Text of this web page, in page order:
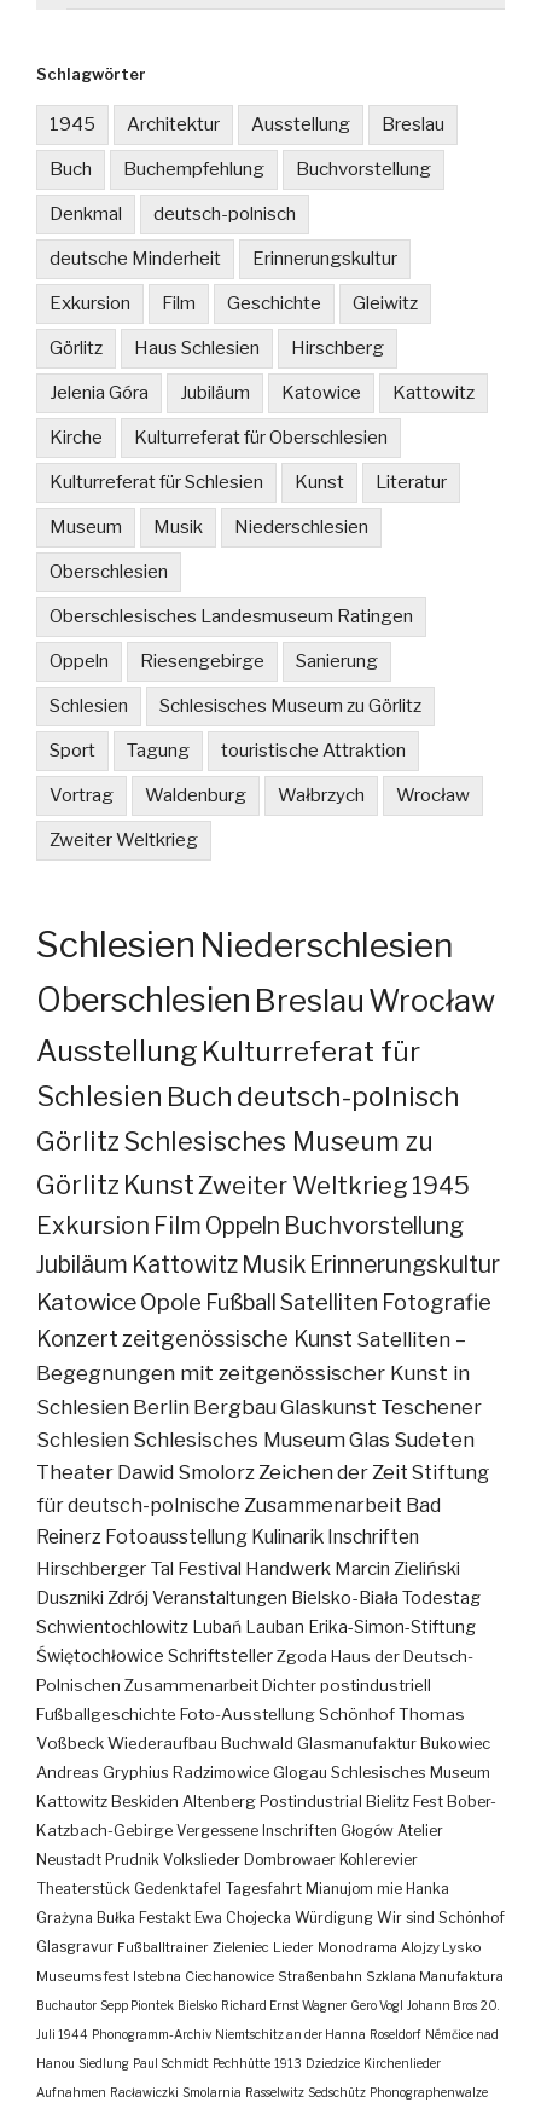
Schlagwörter
1945 Architektur Ausstellung Breslau
Buch Buchempfehlung Buchvorstellung
Denkmal deutsch-polnisch
deutsche Minderheit Erinnerungskultur
Exkursion Film Geschichte Gleiwitz
Görlitz Haus Schlesien Hirschberg
Jelenia Góra Jubiläum Katowice Kattowitz
Kirche Kulturreferat für Oberschlesien
Kulturreferat für Schlesien Kunst Literatur
Museum Musik Niederschlesien
Oberschlesien
Oberschlesisches Landesmuseum Ratingen
Oppeln Riesengebirge Sanierung
Schlesien Schlesisches Museum zu Görlitz
Sport Tagung touristische Attraktion
Vortrag Waldenburg Wałbrzych Wrocław
Zweiter Weltkrieg
Schlesien Niederschlesien
Oberschlesien Breslau Wrocław
Ausstellung Kulturreferat für
Schlesien Buch deutsch-polnisch
GörlitzSchlesisches Museum zu
Görlitz KunstZweiter Weltkrieg 1945
Exkursion Film Oppeln Buchvorstellung
Jubiläum Kattowitz Musik Erinnerungskultur
KatowiceOpole FußballSatelliten Fotografie
Konzertzeitgenössische Kunst Satelliten –
Begegnungen mit zeitgenössischer Kunst in
Schlesien Berlin BergbauGlaskunst Teschener
Schlesien Schlesisches MuseumGlas Sudeten
Theater Dawid Smolorz Zeichen der Zeit Stiftung
für deutsch-polnische Zusammenarbeit Bad
Reinerz Fotoausstellung Kulinarik Inschriften
Hirschberger Tal Festival Handwerk Marcin Zieliński
Duszniki Zdrój Veranstaltungen Bielsko-Biała Todestag
Schwientochlowitz
Lubań Lauban Erika-Simon-Stiftung
Świętochłowice SchriftstellerZgoda Haus der Deutsch-
Polnischen ZusammenarbeitDichterpostindustriell
Fußballgeschichte Foto-AusstellungSchönhofThomas
VoßbeckWiederaufbau Buchwald Glasmanufaktur Bukowiec
Andreas Gryphius Radzimowice Glogau Schlesisches Museum
Kattowitz Beskiden Altenberg Postindustrial Bielitz Fest Bober-
Katzbach-Gebirge Vergessene Inschriften Głogów Atelier
Neustadt Prudnik Volkslieder Dombrowaer Kohlerevier
Theaterstück Gedenktafel Tagesfahrt Mianujom mie Hanka
Grażyna Bułka Festakt Ewa Chojecka Würdigung Wir sind Schönhof
Glasgravur Fußballtrainer Zieleniec Lieder Monodrama Alojzy Lysko
Museumsfest Istebna Ciechanowice Straßenbahn Szklana Manufaktura
Buchautor Sepp Piontek Bielsko Richard Ernst Wagner Gero Vogl Johann Bros 20.
Juli 1944 Phonogramm-Archiv Niemtschitz an der Hanna Roseldorf Némčice nad
Hanou Siedlung Paul Schmidt Pechhütte 1913 Dziedzice Kirchenlieder
Aufnahmen Racławiczki Smolarnia Rasselwitz Sedschütz Phonographenwalze